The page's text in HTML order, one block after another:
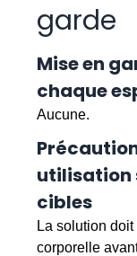
garde
Mise en
chaque
Aucune.
utilisation
cibles
La solution
corporelle